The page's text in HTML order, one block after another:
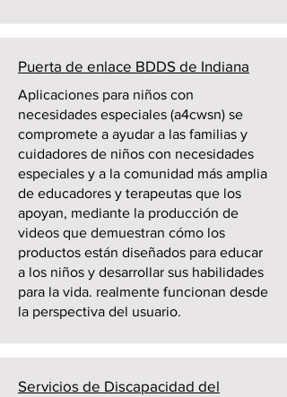
Puerta de enlace BDDS de Indiana
Aplicaciones para niños con
necesidades especiales (a4cwsn) se
compromete a ayudar a las familias y
cuidadores de niños con necesidades
especiales y a la comunidad más amplia
de educadores y terapeutas que los
apoyan, mediante la producción de
videos que demuestran cómo los
productos están diseñados para educar
a los niños y desarrollar sus habilidades
para la vida. realmente funcionan desde
la perspectiva del usuario.
Servicios de Discapacidad del